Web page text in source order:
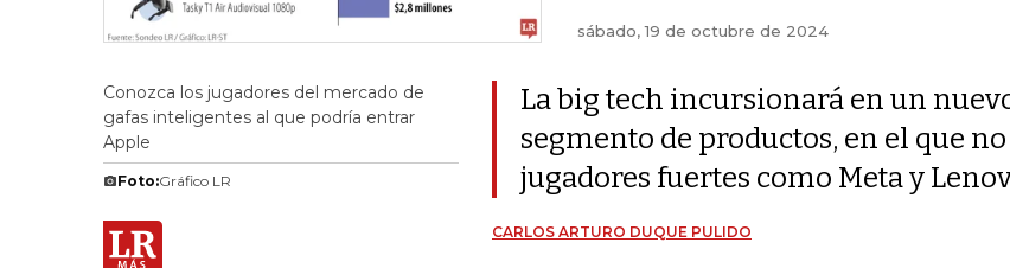
sábado, 19 de octubre de 2024
Conozca los jugadores del mercado de
gafas inteligentes al que podría entrar
Apple
Foto:Gráfico LR
La big tech incursionará en un
segmento de productos, en el que
jugadores fuertes como Meta y
CARLOS ARTURO DUQUE PULIDO